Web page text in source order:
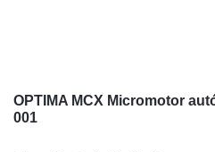
OPTIMA MCX Micromotor
001